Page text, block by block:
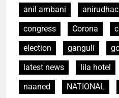
anil ambani
congress
Corona
election
ganguli
latest news
lila hotel
naaned
NATIONAL